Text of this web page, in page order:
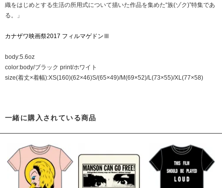
織をはじめとする生活の所用式について描いた作品を集めた“族(ゾク)”特集であ
る。」
カナザワ映画祭2017 フィルマゲドンⅢ
body:5.6oz
color:body/ブラック print/ホワイト
size(着丈×着幅):XS(160)(62×46)S/(65×49)/M(69×52)/L(73×55)/XL(77×58)
一緒に購入されている商品